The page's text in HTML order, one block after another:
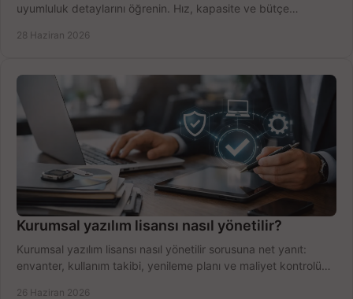
uyumluluk detaylarını öğrenin. Hız, kapasite ve bütçe
28 Haziran 2026
Kurumsal yazılım lisansı nasıl yönetilir?
Kurumsal yazılım lisansı nasıl yönetilir sorusuna net yanıt:
envanter, kullanım takibi, yenileme planı ve maliyet kontrolü
26 Haziran 2026